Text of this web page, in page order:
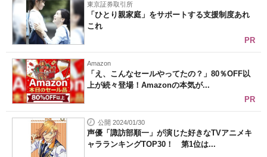
東京証券取引所
「ひとり親家庭」をサポートする支援制度あれ
これ
PR
Amazon
「え、こんなセールやってたの？」80％OFF以
上が続々登場！Amazonの本気が...
PR
公開 2024/01/30
声優「諏訪部順一」が演じた好きなTVアニメキ
ャラランキングTOP30！ 第1位は...